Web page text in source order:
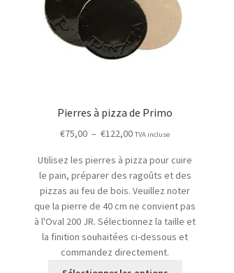
Pierres à pizza de Primo
€75,00 – €122,00Plage
prix :
€75,00
à
€122,00
TVA incluse
Utilisez les pierres à pizza pour cuire
le pain, préparer des ragoûts et des
pizzas au feu de bois. Veuillez noter
que la pierre de 40 cm ne convient pas
à l'Oval 200 JR. Sélectionnez la taille et
la finition souhaitées ci-dessous et
commandez directement.